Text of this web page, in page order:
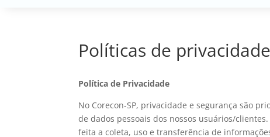
Políticas de privacidade
Política de Privacidade
No Corecon-SP, privacidade e segurança são
de dados pessoais dos nossos usuários/
feita a coleta, uso e transferência de